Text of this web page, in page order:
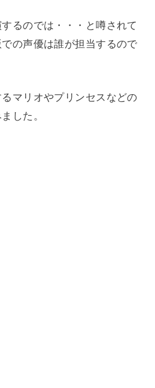
るのでは・・・と噂されて
の声優は誰が担当するので
マリオやプリンセスなどの
した。